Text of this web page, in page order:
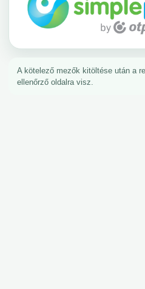
A kötelező mezők kitöltése után a
ellenőrző oldalra visz.